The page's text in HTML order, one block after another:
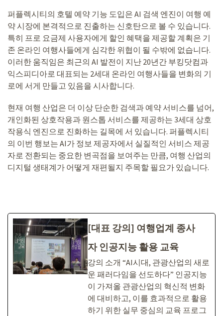
퍼플렉시티의 호텔 예약 기능 도입은 AI 검색 엔진이 여행 예
약 시장에 본격적으로 진출하는 신호탄으로 볼 수 있습니다.
특히 프로 요금제 사용자에게 할인 혜택을 제공할 계획은 기
존 온라인 여행사들에게 심각한 위협이 될 수밖에 없습니다.
이러한 움직임은 최근의 AI 발전이 지난 20년간 부킹닷컴과
익스피디아로 대표되는 2세대 온라인 여행사들을 변화의 기
로에 서게 만들고 있음을 시사합니다.
현재 여행 산업은 더 이상 단순한 검색과 예약 서비스를 넘어,
개인화된 상호작용과 원스톱 서비스를 제공하는 3세대 상호
작용식 엔진으로 진화하는 길목에 서 있습니다. 퍼플렉시티
의 이번 행보는 AI가 정보 제공자에서 실질적인 서비스 제공
자로 전환되는 중요한 변곡점을 보여주는 만큼, 여행 산업의
디지털 생태계가 어떻게 재편될지 주목할 필요가 있습니다.
[대표 강의] 여행업계 종사
자 인공지능 활용 교육
강의 소개 “AI시대, 관광산업의 새로
운 패러다임을 선도하다” 인공지능
이 가져올 관광산업의 혁신적 변화
에 대비하고, 이를 효과적으로 활용
하기 위한 실무 중심의 교육 프로그